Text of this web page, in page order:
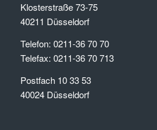
Klosterstraße 73-75
40211 Düsseldorf
Telefon: 0211-36 70 70
Telefax: 0211-36 70 713
Postfach 10 33 53
40024 Düsseldorf